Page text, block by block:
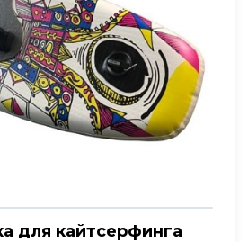
для кайтсерфинга